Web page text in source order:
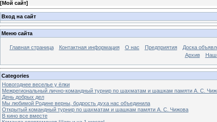
[Мой сайт]
Вход на сайт
Меню сайта
Главная страница Контактная информация О нас Предприятия
Доска
Архив
Categories
Новогоднее веселье у ёлки
Межрегиональный лично-командный турнир по шахматам и шашкам памяти А. С.
День добрых дел
Мы любимой Родине верны, бодрость духа нас объединила
Открытый командный турнир по шахматам и шашкам памяти А. С. Чижова
В кино все вместе